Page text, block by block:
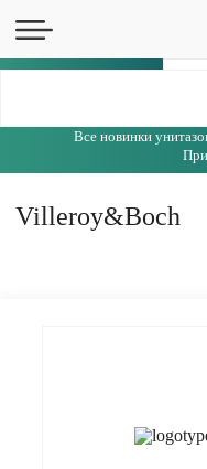
Все новинки
Villeroy&Boch